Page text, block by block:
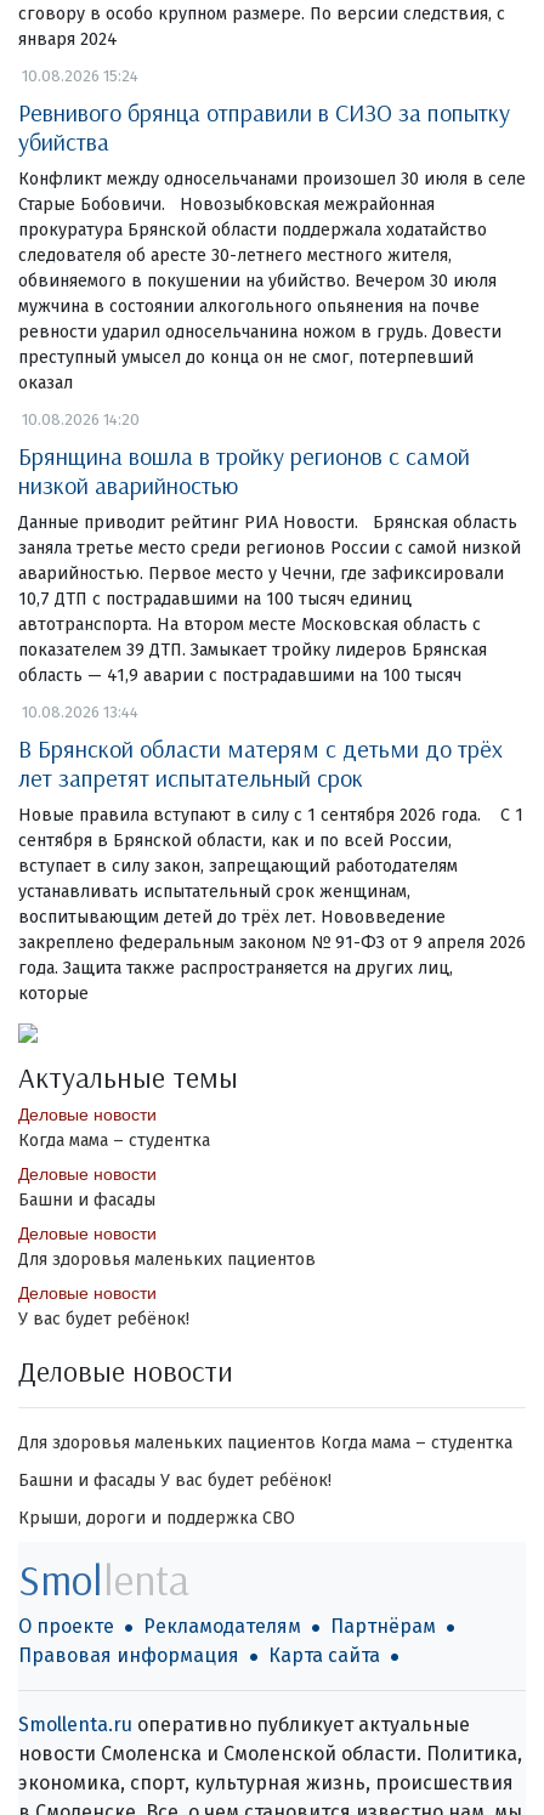
сговору в особо крупном размере. По версии следствия, с
января 2024
10.08.2026 15:24
Ревнивого брянца отправили в СИЗО за попытку
убийства
Конфликт между односельчанами произошел 30 июля в селе
Старые Бобовичи. Новозыбковская межрайонная
прокуратура Брянской области поддержала ходатайство
следователя об аресте 30-летнего местного жителя,
обвиняемого в покушении на убийство. Вечером 30 июля
мужчина в состоянии алкогольного опьянения на почве
ревности ударил односельчанина ножом в грудь. Довести
преступный умысел до конца он не смог, потерпевший
оказал
10.08.2026 14:20
Брянщина вошла в тройку регионов с самой
низкой аварийностью
Данные приводит рейтинг РИА Новости. Брянская область
заняла третье место среди регионов России с самой низкой
аварийностью. Первое место у Чечни, где зафиксировали
10,7 ДТП с пострадавшими на 100 тысяч единиц
автотранспорта. На втором месте Московская область с
показателем 39 ДТП. Замыкает тройку лидеров Брянская
область — 41,9 аварии с пострадавшими на 100 тысяч
10.08.2026 13:44
В Брянской области матерям с детьми до трёх
лет запретят испытательный срок
Новые правила вступают в силу с 1 сентября 2026 года. С 1
сентября в Брянской области, как и по всей России,
вступает в силу закон, запрещающий работодателям
устанавливать испытательный срок женщинам,
воспитывающим детей до трёх лет. Нововведение
закреплено федеральным законом № 91-ФЗ от 9 апреля 2026
года. Защита также распространяется на других лиц,
которые
Актуальные темы
Деловые новости
Когда мама – студентка
Деловые новости
Башни и фасады
Деловые новости
Для здоровья маленьких пациентов
Деловые новости
У вас будет ребёнок!
Деловые новости
Для здоровья маленьких пациентов Когда мама – студентка
Башни и фасады У вас будет ребёнок!
Крыши, дороги и поддержка СВО
Smollenta
О проекте Рекламодателям
Партнёрам
Правовая информация
Карта сайта
Smollenta.ru оперативно публикует актуальные
новости Смоленска и Смоленской области. Политика,
экономика, спорт, культурная жизнь, происшествия